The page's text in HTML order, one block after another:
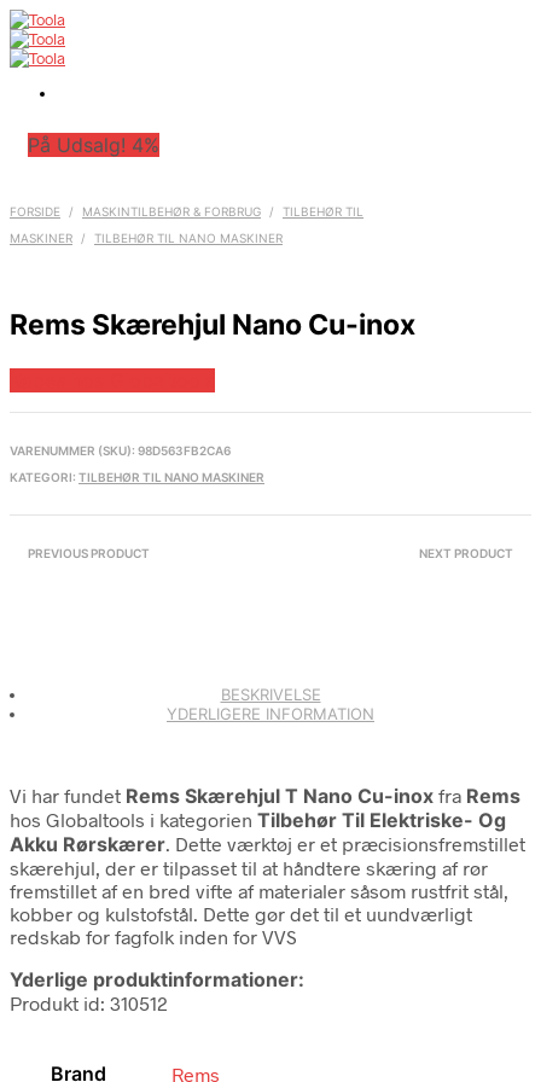
På Udsalg! 4%
FORSIDE / MASKINTILBEHØR & FORBRUG /
TILBEHØR TIL
MASKINER
/ TILBEHØR TIL NANO MASKINER
Rems Skærehjul Nano Cu-inox
VARENUMMER (SKU): 98D563FB2CA6
KATEGORI: TILBEHØR TIL NANO MASKINER
PREVIOUS PRODUCT NEXT PRODUCT
BESKRIVELSE
YDERLIGERE INFORMATION
Vi har fundet Rems Skærehjul T Nano Cu-inox fra Rems
hos Globaltools i kategorien Tilbehør Til Elektriske- Og
Akku Rørskærer. Dette værktøj er et præcisionsfremstillet
skærehjul, der er tilpasset til at håndtere skæring af rør
fremstillet af en bred vifte af materialer såsom rustfrit stål,
kobber og kulstofstål. Dette gør det til et uundværligt
redskab for fagfolk inden for VVS
Yderlige produktinformationer:
Produkt id: 310512
Brand Rems